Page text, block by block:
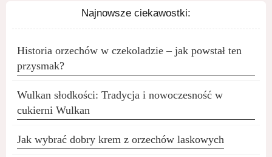
Najnowsze ciekawostki:
Historia orzechów w czekoladzie – jak powstał ten
przysmak?
Wulkan słodkości: Tradycja i nowoczesność w
cukierni Wulkan
Jak wybrać dobry krem z orzechów laskowych